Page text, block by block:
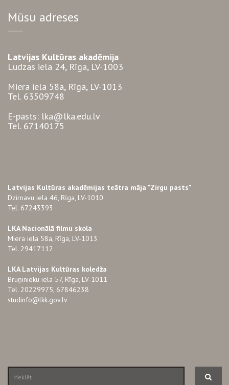
Mūsu adreses
Latvijas Kultūras akadēmija
Ludzas iela 24, Rīga, LV-1003
Miera iela 58a, Rīga, LV-1013
Tel. 63509748
E-pasts: lka@lka.edu.lv
Tel. 67140175
Latvijas Kultūras akadēmijas teātra māja "Zirgu pasts"
Dzirnavu iela 46, Rīga, LV-1010
Tel. 67243393
LKA Nacionālā filmu skola
Miera iela 58a, Rīga, LV-1013
Tel. 29417112
LKA Latvijas Kultūras koledža
Bruņinieku iela 57, Rīga, LV-1011
Tel. 20229975, 67846238
studinfo@lkk.gov.lv